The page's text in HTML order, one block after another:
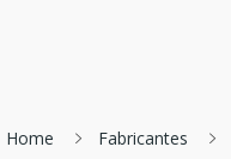
Home Fabricantes